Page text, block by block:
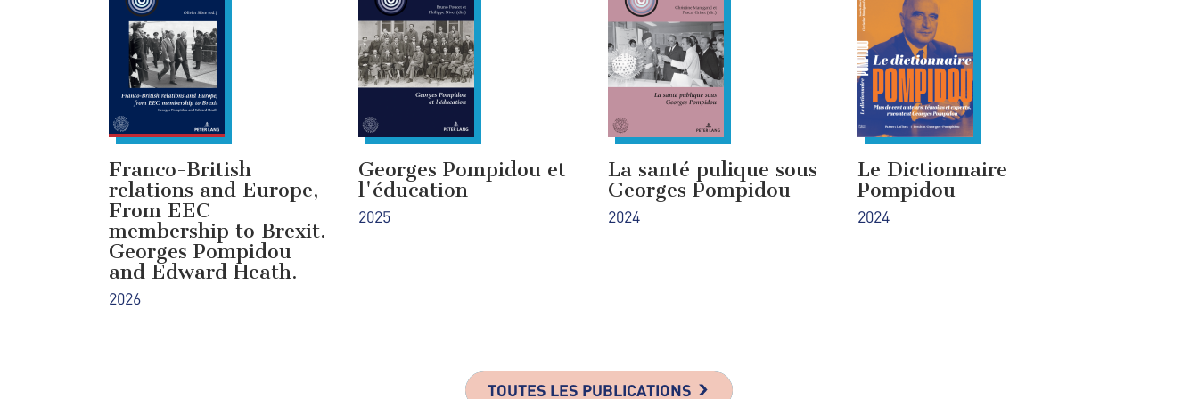
Franco-British
relations and Europe,
From EEC
membership to Brexit.
Georges Pompidou
and Edward Heath.
2026
Georges Pompidou et
l'éducation
2025
La santé pulique sous
Georges Pompidou
2024
Le Dictionnaire
Pompidou
2024
TOUTES LES PUBLICATIONS